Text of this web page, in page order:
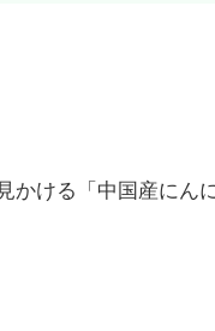
かける「中国産にん